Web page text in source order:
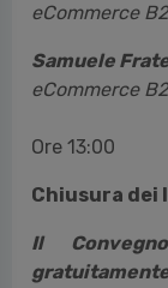
eCommerce
Samuele
eCommerce
Ore 13:00
Chiusura dei
Il